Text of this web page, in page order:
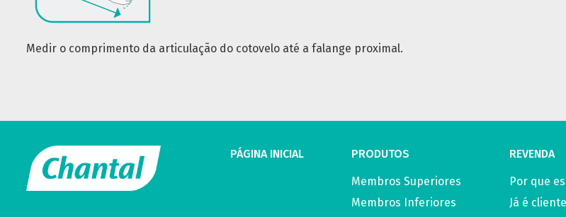
Medir o comprimento da articulação do cotovelo até a falange proximal.
PÁGINA INICIAL PRODUTOS
Membros Superiores
Membros Inferiores
REVENDA
Por que
Já é